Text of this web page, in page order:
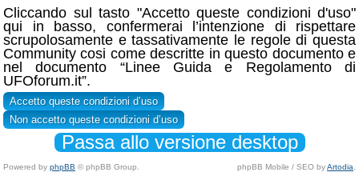
Cliccando sul tasto "Accetto queste condizioni d'uso"
qui in basso, confermerai l’intenzione di rispettare
scrupolosamente e tassativamente le regole di questa
Community cosi come descritte in questo documento e
nel documento “Linee Guida e Regolamento di
UFOforum.it”.
Passa allo versione desktop
Powered by phpBB © phpBB Group. phpBB Mobile / SEO byArtodia